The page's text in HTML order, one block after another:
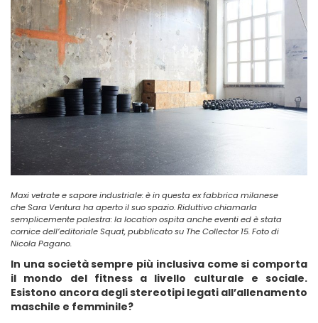
Maxi vetrate e sapore industriale: è in questa ex fabbrica milanese
che Sara Ventura ha aperto il suo spazio. Riduttivo chiamarla
semplicemente palestra: la location ospita anche eventi ed è stata
cornice dell’editoriale Squat, pubblicato su The Collector 15. Foto di
Nicola Pagano.
In una società sempre più inclusiva come si comporta
il mondo del fitness a livello culturale e sociale.
Esistono ancora degli stereotipi legati all’allenamento
maschile e femminile?